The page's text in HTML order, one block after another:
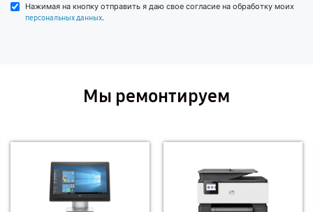
Нажимая на кнопку отправить я даю свое согласие на обработку моих
персональных данных.
Мы ремонтируем